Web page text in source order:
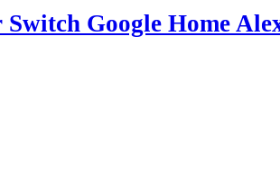
Google Home